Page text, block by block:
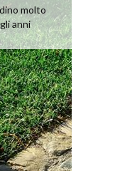
molto
anni